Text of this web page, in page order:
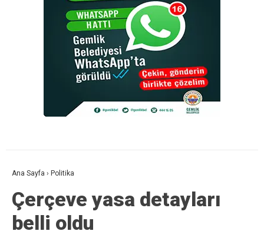
Ana Sayfa › Politika
Çerçeve yasa detayları
belli oldu